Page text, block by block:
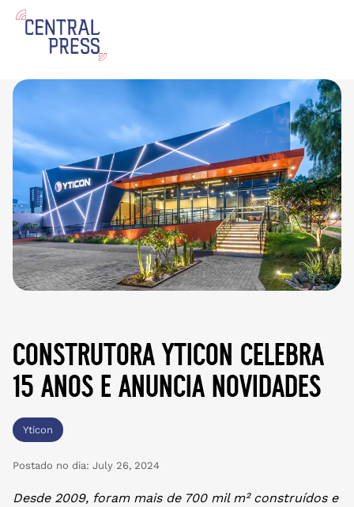
construtora yticon celebra
15 anos e anuncia novidades
Yticon
Postado no dia: July 26, 2024
Desde 2009, foram mais de 700 mil m² construídos e